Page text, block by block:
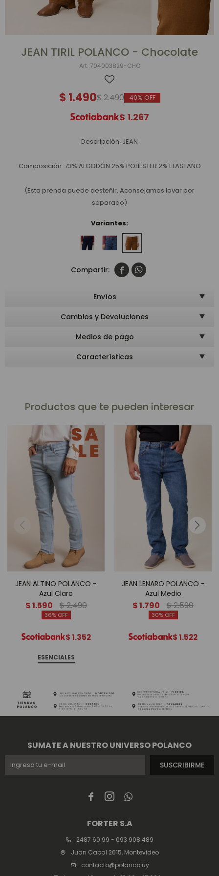
JEAN TIRIL POLANCO - Chocolate
704003829-CHO
$ 1.490$2.490 40
$ 1.267
Descripción: JEAN
Composición: 73% ALGODÓN 25% POLIÉSTER 2% ELASTANO
(Esta prenda puede desteñir. Aconsejamos lavar por
separado)
Variantes:
 
Envíos
Cambios y Devoluciones
Medios de pago
Características
Productos que te pueden interesar
JEAN ALTINO POLANCO -
Azul Claro
$1.590 $2.490
36
$1.352
ESENCIALES
JEAN LENARO POLANCO -
Azul Medio
$1.790 $2.590
30
$1.522
  
FORTER S.A
2487 60 99 - 093 908 489
Juan Cabal 2615, Montevideo
contacto@polanco.uy
SUMATE A NUESTRO UNIVERSO POLANCO
SUSCRIBIRME